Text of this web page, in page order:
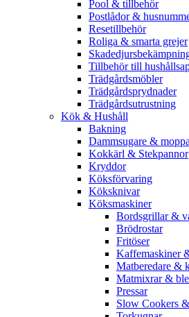
Pool & tillbehör
Postlådor &
Resetillbehör
Roliga & smarta grejer
Tillbehör till
Trädgårdsmöbler
Trädgårdsprydnader
Trädgårdsutrustning
Kök & Hushåll
Bakning
Dammsugare &
Kokkärl & Stekpannor
Kryddor
Köksförvaring
Köksknivar
Köksmaskiner
Bordsgrillar &
Brödrostar
Fritöser
Kaffemaskiner
Matberedare &
Matmixrar &
Pressar
Slow Cookers